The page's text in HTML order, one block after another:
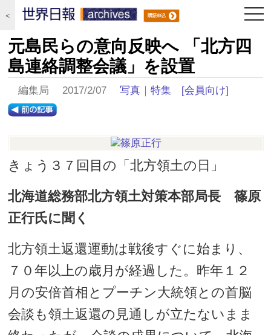
＜
元島民らの意向反映へ 「北方四
島連絡調整会議」を設置
編集局 2017/2/07写真 ｜特集 [会員向け]
きょう３７回目の「北方領土の日」
北海道総務部北方領土対策本部局長 篠原
正行氏に聞く
北方領土返還運動は戦後すぐに始まり、
７０年以上の歳月が経過した。昨年１２
月の安倍首相とプーチン大統領との首脳
会談も領土返還の見通しが立たないまま